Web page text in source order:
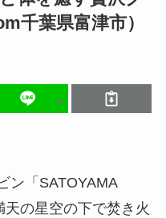
千葉県富津市）
ン「SATOYAMA
の星空の下で焚き火